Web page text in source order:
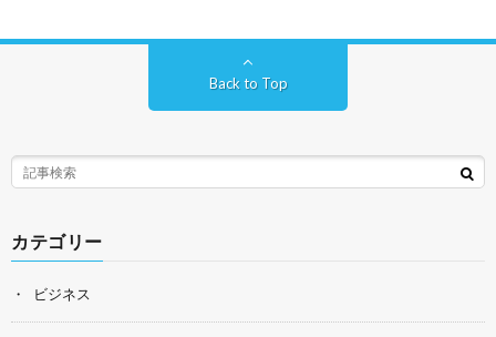
Back to Top
カテゴリー
ビジネス